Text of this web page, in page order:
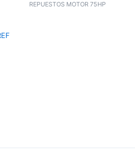
REPUESTOS MOTOR 75HP